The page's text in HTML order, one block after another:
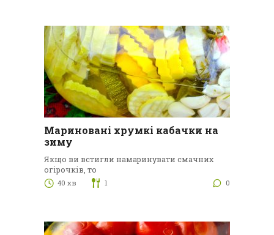
Мариновані хрумкі кабачки на
зиму
Якщо ви встигли намаринувати смачних
огірочків, то
40 хв 1 0